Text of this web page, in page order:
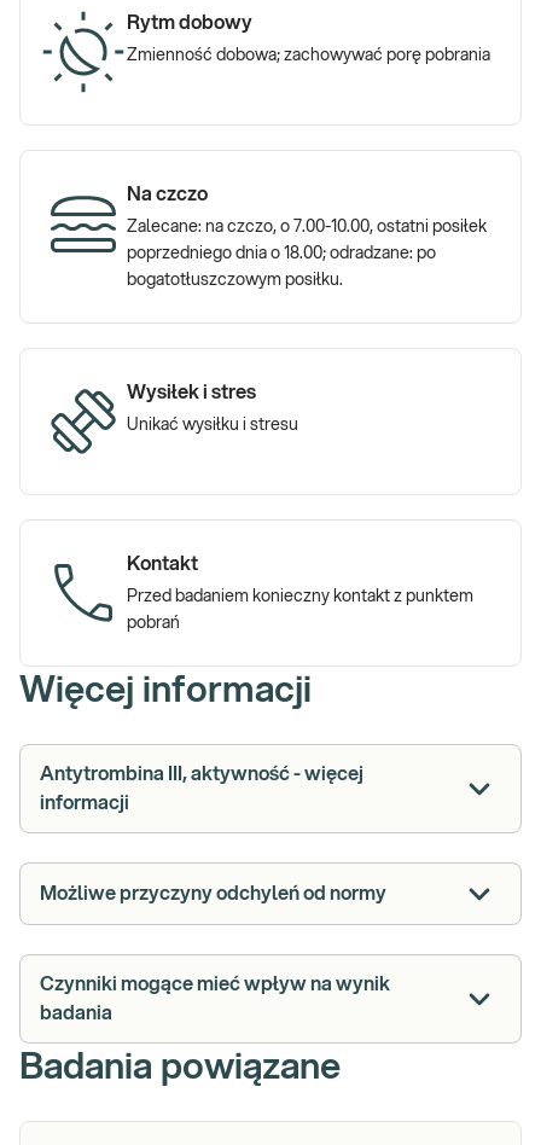
Rytm dobowy
Zmienność dobowa; zachowywać porę pobrania
Na czczo
Zalecane: na czczo, o 7.00-10.00, ostatni posiłek
poprzedniego dnia o 18.00; odradzane: po
bogatotłuszczowym posiłku.
Wysiłek i stres
Unikać wysiłku i stresu
Kontakt
Przed badaniem konieczny kontakt z punktem
pobrań
Więcej informacji
Antytrombina III, aktywność - więcej
informacji
Możliwe przyczyny odchyleń od normy
Czynniki mogące mieć wpływ na wynik
badania
Badania powiązane